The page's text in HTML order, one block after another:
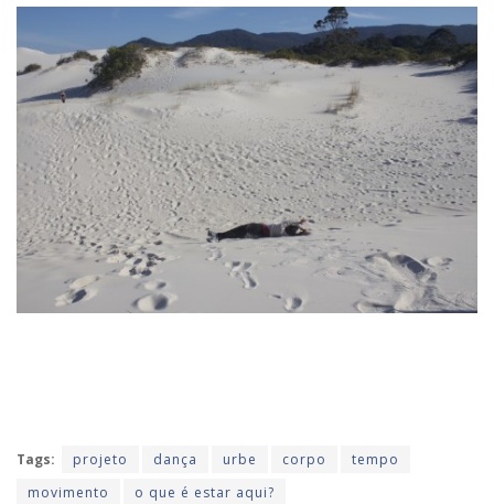
Tags: projeto dança urbe corpo
tempo
movimento
o que é estar aqui?